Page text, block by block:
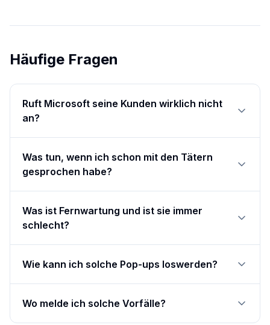
Häufige Fragen
Ruft Microsoft seine Kunden wirklich nicht
an?
Was tun, wenn ich schon mit den Tätern
gesprochen habe?
Was ist Fernwartung und ist sie immer
schlecht?
Wie kann ich solche Pop-ups loswerden?
Wo melde ich solche Vorfälle?